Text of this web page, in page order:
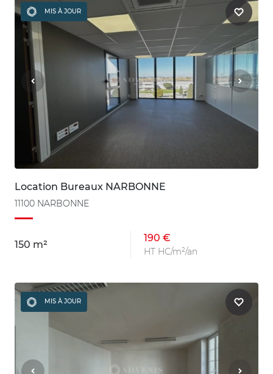
MIS À JOUR
Location Bureaux NARBONNE
11100 NARBONNE
150 m²
190 €
HT HC/m²/an
MIS À JOUR